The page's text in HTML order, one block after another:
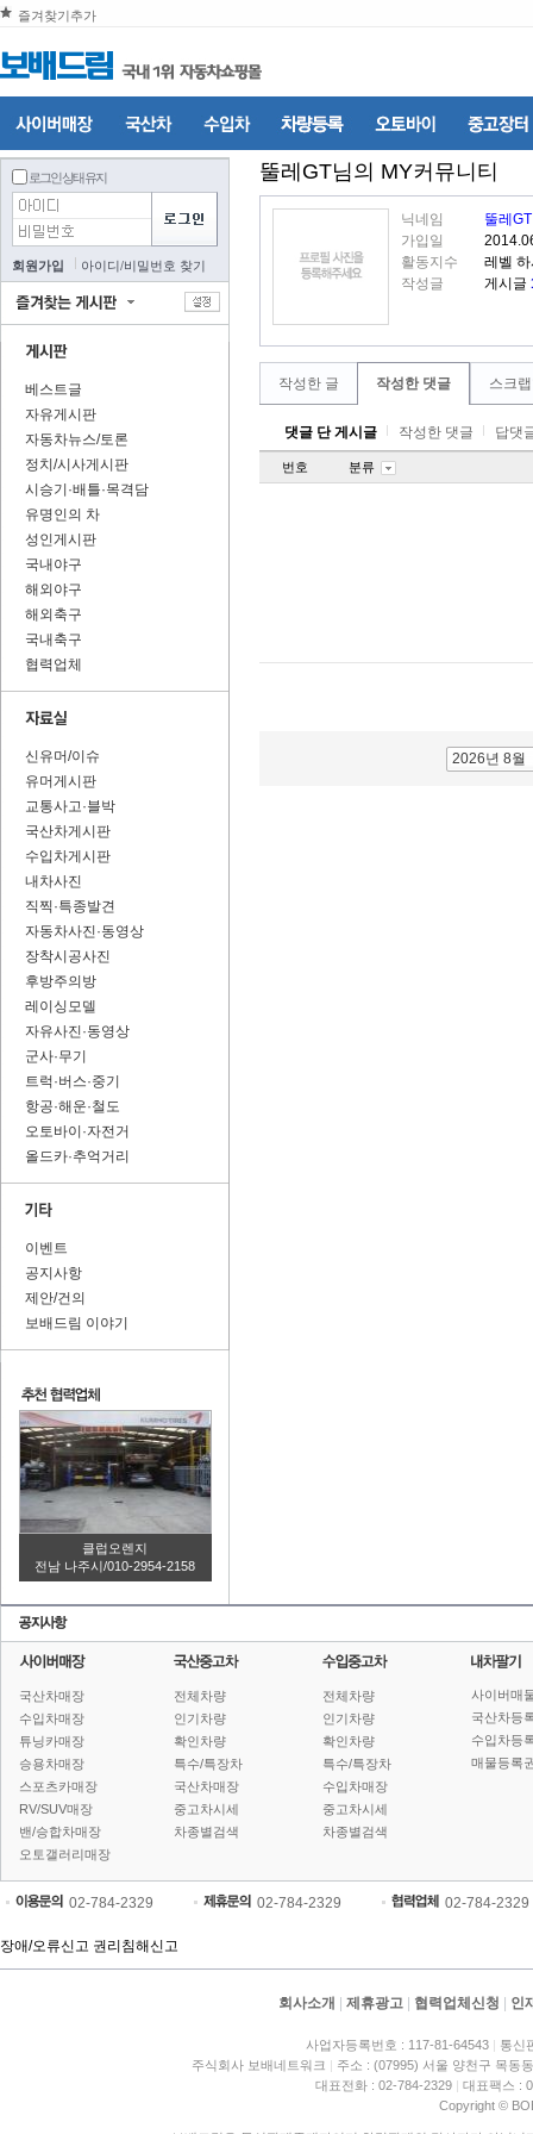
즐겨찾기추가
로그인 상태 유지
회원가입 아이디/비밀번호 찾기
베스트글
자유게시판
자동차뉴스/토론
정치/시사게시판
시승기·배틀·목격담
유명인의 차
성인게시판
국내야구
해외야구
해외축구
국내축구
협력업체
신유머/이슈
유머게시판
교통사고·블박
국산차게시판
수입차게시판
내차사진
직찍·특종발견
자동차사진·동영상
장착시공사진
후방주의방
레이싱모델
자유사진·동영상
군사·무기
트럭·버스·중기
항공·해운·철도
오토바이·자전거
올드카·추억거리
이벤트
공지사항
제안/건의
보배드림 이야기
클럽오렌지
전남 나주시/010-2954-2158
뚤레GT님의 MY커뮤니티
닉네임
뚤레GT
가입일
활동지수
레벨
작성글
게시글
작성한 글 작성한 댓글 스크
댓글 단 게시글 작성한 댓글 답댓
번호 분류
2026년 8월
국산차매장
수입차매장
튜닝카매장
승용차매장
스포츠카매장
RV/SUV매장
밴/승합차매장
오토갤러리매장
전체차량
인기차량
확인차량
특수/특장차
국산차매장
중고차시세
차종별검색
전체차량
인기차량
확인차량
특수/특장차
수입차매장
중고차시세
차종별검색
사이버매
국산차등
수입차등
매물등록
02-784-2329 02-784-2329 02-784-2329
장애/오류신고 권리침해신고
회사소개 제휴광고 협력업체신청 인
사업자등록번호 : 117-81-64543 | 통신
주식회사 보배네트워크 | 주소 : (07995) 서울 양천구 목동
대표전화 : 02-784-2329 | 대표팩스 :
Copyright ©